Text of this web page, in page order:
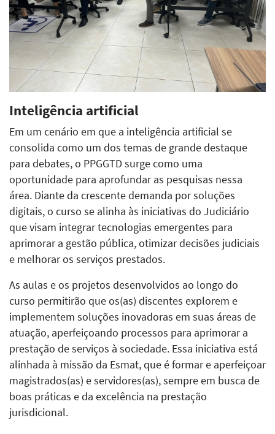
Inteligência artificial
Em um cenário em que a inteligência artificial se
consolida como um dos temas de grande destaque
para debates, o PPGGTD surge como uma
oportunidade para aprofundar as pesquisas nessa
área. Diante da crescente demanda por soluções
digitais, o curso se alinha às iniciativas do Judiciário
que visam integrar tecnologias emergentes para
aprimorar a gestão pública, otimizar decisões judiciais
e melhorar os serviços prestados.
As aulas e os projetos desenvolvidos ao longo do
curso permitirão que os(as) discentes explorem e
implementem soluções inovadoras em suas áreas de
atuação, aperfeiçoando processos para aprimorar a
prestação de serviços à sociedade. Essa iniciativa está
alinhada à missão da Esmat, que é formar e aperfeiçoar
magistrados(as) e servidores(as), sempre em busca de
boas práticas e da excelência na prestação
jurisdicional.